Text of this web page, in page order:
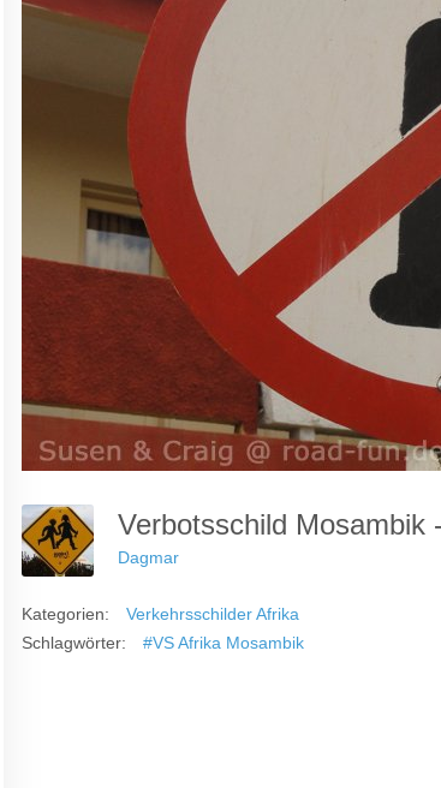
Verbotsschild Mosambik
Dagmar
Kategorien:
Verkehrsschilder Afrika
Schlagwörter:
#VS Afrika Mosambik